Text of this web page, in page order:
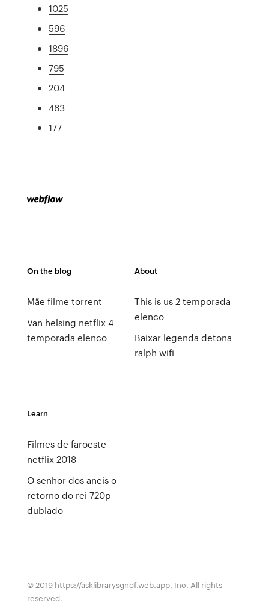
1025
596
1896
795
204
463
177
On the blog
Mãe filme torrent
Van helsing netflix 4
temporada elenco
About
This is us 2 temporada
elenco
Baixar legenda detona
ralph wifi
Learn
Filmes de faroeste
netflix 2018
O senhor dos aneis o
retorno do rei 720p
dublado
© 2019 https://asklibrarysgnof.web.app, Inc. All rights
reserved.